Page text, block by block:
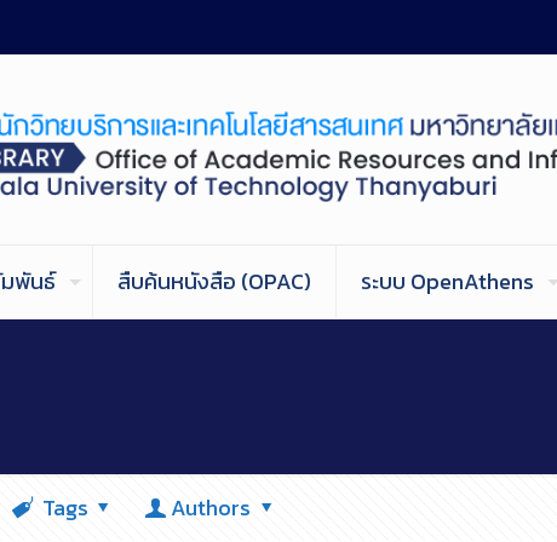
มพันธ์ สืบค้นหนังสือ (OPAC) ระบบ OpenAthens
Tags Authors